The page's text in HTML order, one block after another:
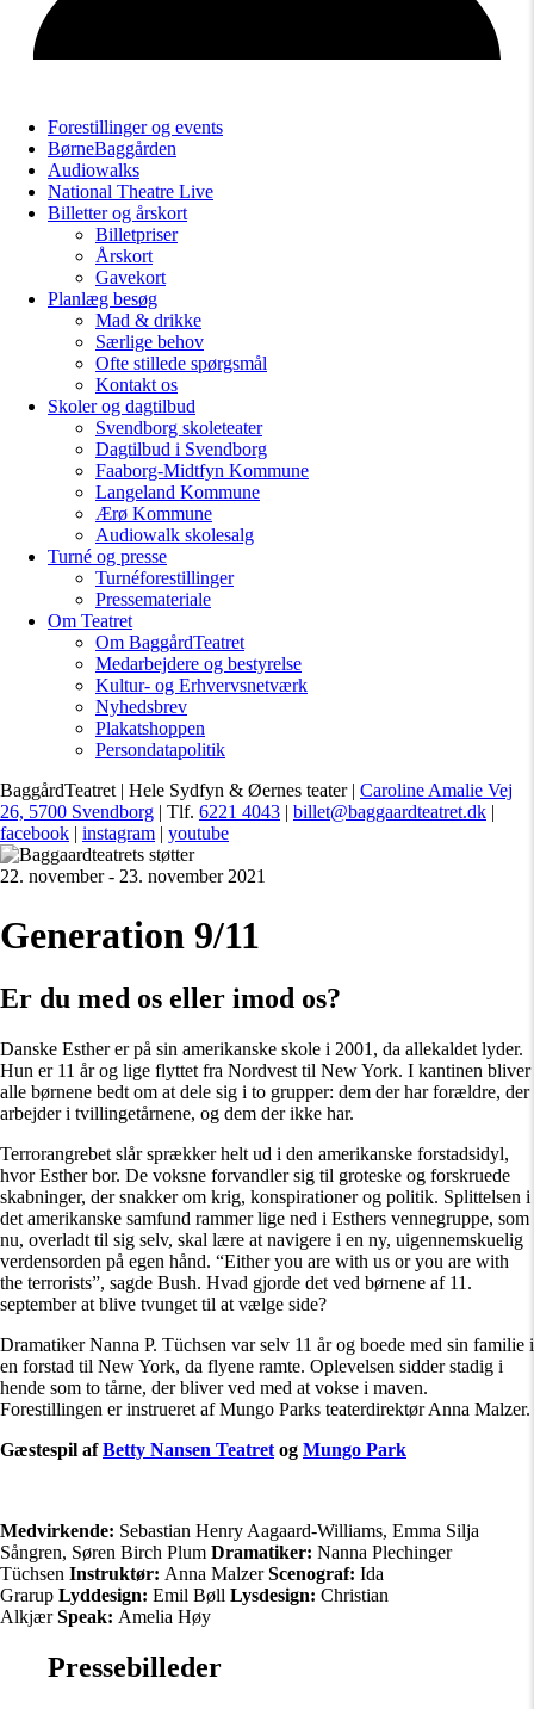
Forestillinger og events
BørneBaggården
Audiowalks
National Theatre Live
Billetter og årskort
Billetpriser
Årskort
Gavekort
Planlæg besøg
Mad & drikke
Særlige behov
Ofte stillede spørgsmål
Kontakt os
Skoler og dagtilbud
Svendborg skoleteater
Dagtilbud i Svendborg
Faaborg-Midtfyn Kommune
Langeland Kommune
Ærø Kommune
Audiowalk skolesalg
Turné og presse
Turnéforestillinger
Pressemateriale
Om Teatret
Om BaggårdTeatret
Medarbejdere og bestyrelse
Kultur- og Erhvervsnetværk
Nyhedsbrev
Plakatshoppen
Persondatapolitik
BaggårdTeatret | Hele Sydfyn & Øernes teater | Caroline Amalie Vej
26, 5700 Svendborg | Tlf. 6221 4043 billet@baggaardteatret.dk
facebook
instagram youtube
22. november - 23. november 2021
Generation 9/11
Er du med os eller imod os?
Danske Esther er på sin amerikanske skole i 2001, da allekaldet lyder.
Hun er 11 år og lige flyttet fra Nordvest til New York. I kantinen bliver
alle børnene bedt om at dele sig i to grupper: dem der har forældre, der
arbejder i tvillingetårnene, og dem der ikke har.
Terrorangrebet slår sprækker helt ud i den amerikanske forstadsidyl,
hvor Esther bor. De voksne forvandler sig til groteske og forskruede
skabninger, der snakker om krig, konspirationer og politik. Splittelsen i
det amerikanske samfund rammer lige ned i Esthers vennegruppe, som
nu, overladt til sig selv, skal lære at navigere i en ny, uigennemskuelig
verdensorden på egen hånd. “Either you are with us or you are with
the terrorists”, sagde Bush. Hvad gjorde det ved børnene af 11.
september at blive tvunget til at vælge side?
Dramatiker Nanna P. Tüchsen var selv 11 år og boede med sin familie i
en forstad til New York, da flyene ramte. Oplevelsen sidder stadig i
hende som to tårne, der bliver ved med at vokse i maven.
Forestillingen er instrueret af Mungo Parks teaterdirektør Anna Malzer.
Gæstespil afBetty Nansen Teatret og Mungo Park
Medvirkende: Sebastian Henry Aagaard-Williams, Emma Silja
Sångren, Søren Birch Plum Dramatiker: Nanna Plechinger
Tüchsen Instruktør: Anna MalzerScenograf: Ida
Grarup Lyddesign: Emil Bøll Lysdesign: Christian
AlkjærSpeak: Amelia Høy
Pressebilleder